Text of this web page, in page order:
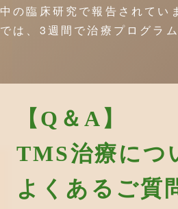
中の臨床研究で報告されてい
では、3週間で治療プログラ
【Q＆A】
TMS治療につ
よくあるご質